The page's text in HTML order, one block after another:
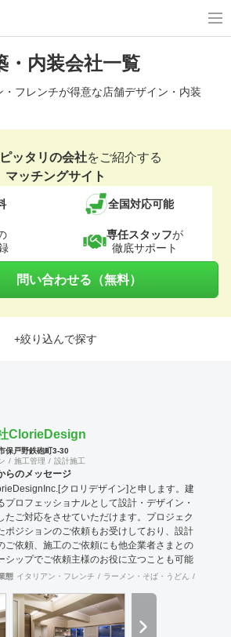
・内装会社一覧
フレンチが得意な店舗デザイン・内装
ッタリの会社をご紹介する
マッチングサイト
全国対応可能
専任スタッフが
徹底サポート
問い合わせる（無料）
+絞り込んで探す
ClorieDesign
保戸野鉄砲町3-30
施工管理 設計施工
らのメッセージ
クロリデザイン]と申します。建
プロフェッショナルとして設計・デザイン・
たご対応をさせていただけます。プロジェク
ポジションのご依頼もお受けしており、設計
ご依頼、施工のご依頼にも他企業者さまとの
シップでご依頼主様のお役に立つことも可能
トナーとしてお選びいただくにはフィーリン
インがお役に立てるかどうか、ご提案させて
また、建築の他に不動産業経験や会社役員経
ございますので、事業における調査・事業予
態 イタリアン・フレンチ ラーメン・そば・うどん